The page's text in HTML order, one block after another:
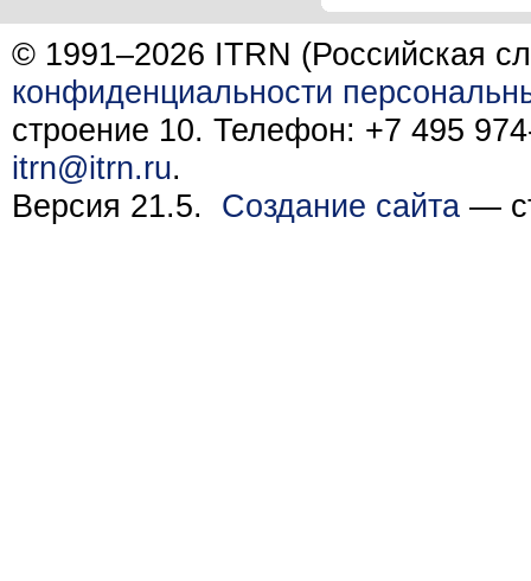
© 1991–2026 ITRN (Российская
конфиденциальности
строение 10. Телефон: +7 495
itrn@itrn.ru.
Версия 21.5. Создание сайта —